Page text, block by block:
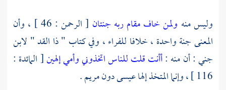
وليس منه ولمن خاف مقام ربه جنتان
[ الرحمن : 46 ] ، وأن
المعنى جنة واحدة ، خلافا للفراء ، وفي كتاب " ذا القد " لابن
جني : أن منه :أأنت قلت للناس اتخذوني وأمي إلهين[ المائدة :
116 ] ، وإنما المتخذ إلها
عيسىدونمريم.